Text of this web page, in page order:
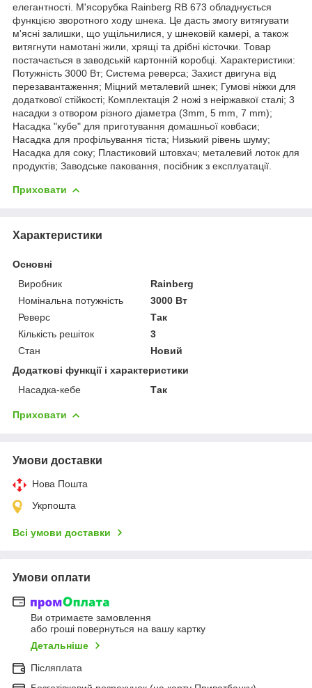
елегантності. М'ясорубка Rainberg RB 673 обладнується
функцією зворотного ходу шнека. Це дасть змогу витягувати
м'ясні залишки, що ущільнилися, у шнековій камері, а також
витягнути намотані жили, хрящі та дрібні кісточки. Товар
постачається в заводській картонній коробці. Характеристики:
Потужність 3000 Вт; Система реверса; Захист двигуна від
перезавантаження; Міцний металевий шнек; Гумові ніжки для
додаткової стійкості; Комплектація 2 ножі з неіржавкої сталі; 3
насадки з отвором різного діаметра (3mm, 5 mm, 7 mm);
Насадка "кубе" для приготування домашньої ковбаси;
Насадка для профільування тіста; Низький рівень шуму;
Насадка для соку; Пластиковий штовхач; металевий лоток для
продуктів; Заводське паковання, посібник з експлуатації.
Приховати
Характеристики
Основні
Виробник
Rainberg
Номінальна потужність
3000 Вт
Реверс
Так
Кількість решіток
3
Стан
Новий
Додаткові функції і характеристики
Насадка-кебе
Так
Приховати
Умови доставки
Нова Пошта
Укрпошта
Всі умови доставки
Умови оплати
Ви отримаєте замовлення
або гроші повернуться на вашу картку
Детальніше
Післяплата